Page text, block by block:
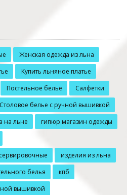
Женская одежда из льна
Купить льняное платье
Постельное белье
Салфетки
Столовое белье с ручной вышивкой
на льне
гипюр магазин одежды
изделия из льна
белья
кпб
вышивкой